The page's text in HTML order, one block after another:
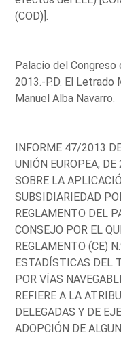
(COD)].
Palacio del
2013.-P.D. El Letrado
Manuel Alba Navarro.
INFORME 47/2013
UNIÓN EUROPEA,
SOBRE LA
SUBSIDIARIEDAD
REGLAMENTO DEL
CONSEJO POR EL
REGLAMENTO (CE)
ESTADÍSTICAS DEL
POR VÍAS
REFIERE A LA
DELEGADAS Y DE
ADOPCIÓN DE